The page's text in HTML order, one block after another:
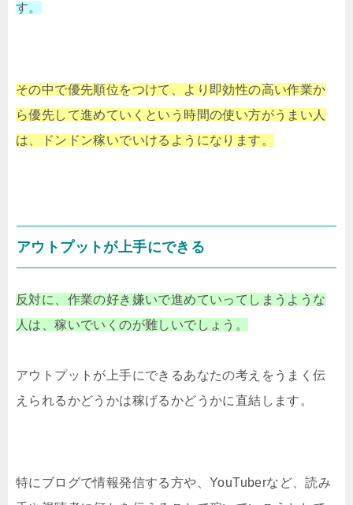
す。
その中で優先順位をつけて、より即効性の高い作業か
ら優先して進めていくという時間の使い方がうまい人
は、ドンドン稼いでいけるようになります。
アウトプットが上手にできる
反対に、作業の好き嫌いで進めていってしまうような
人は、稼いでいくのが難しいでしょう。
アウトプットが上手にできるあなたの考えをうまく伝
えられるかどうかは稼げるかどうかに直結します。
特にブログで情報発信する方や、YouTuberなど、読み